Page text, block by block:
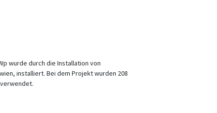
wurde durch die Installation von
installiert. Bei dem Projekt wurden 208